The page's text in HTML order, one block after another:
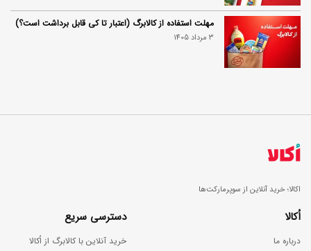
مهلت استفاده از کالابرگ (اعتبار تا کی قابل برداشت است؟)
3 مرداد 1405
اکالا؛ خرید آنلاین از سوپرمارکت‌ها
اُکالا
درباره ما
دسترسی سریع
خرید آنلاین با کالابرگ از اُکالا